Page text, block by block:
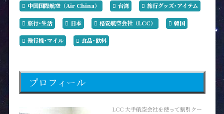
中国国際航空（Air China） 台湾 旅行グッズ･アイテム
旅行･生活 日本 格安航空会社（LCC） 韓国
飛行機･マイル 食品･飲料
プロフィール
LCC 大手航空会社を使って割引クー